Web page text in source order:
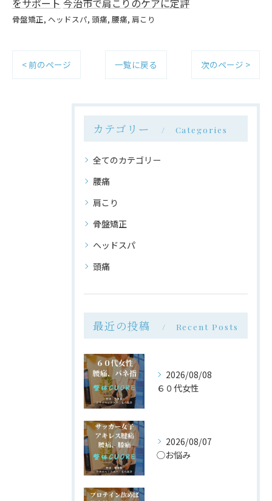
骨盤矯正 ヘッドスパ 頭痛 腰痛 肩こり
< 前のページ 一覧に戻る 次のページ >
カテゴリー Categories
全てのカテゴリー
腰痛
肩こり
骨盤矯正
ヘッドスパ
頭痛
最近の投稿 Recent Posts
2026/08/08
６０代女性
2026/08/07
◯お悩み